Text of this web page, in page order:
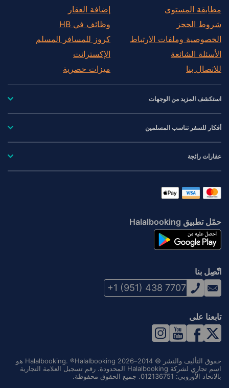
مطابقة المستوى
شروط الحجز
الخصوصية وملفات الارتباط
الأسئلة الشائعة
للاتصال بنا
إضافة العقار
وظائف في HB
كروز للمسافر المسلم
الإكسترانت
ميزات حصرية
استكشف المزيد من الوجهات
أفكار للسفر تناسب المسلمين
عقارات رائجة
حمّل تطبيق Halalbooking
اتّصِل بنا
+1 (951) 438 7707
تابعنا على
حقوق التأليف والنشر © 2014–2026 Halalbooking. ®Halalbooking هو
اسم تجاري لشركة Halalbooking المحدودة. رقم تسجيل العلامة التجارية
بالاتحاد الأوروبي: 012136751. جميع الحقوق محفوظة.